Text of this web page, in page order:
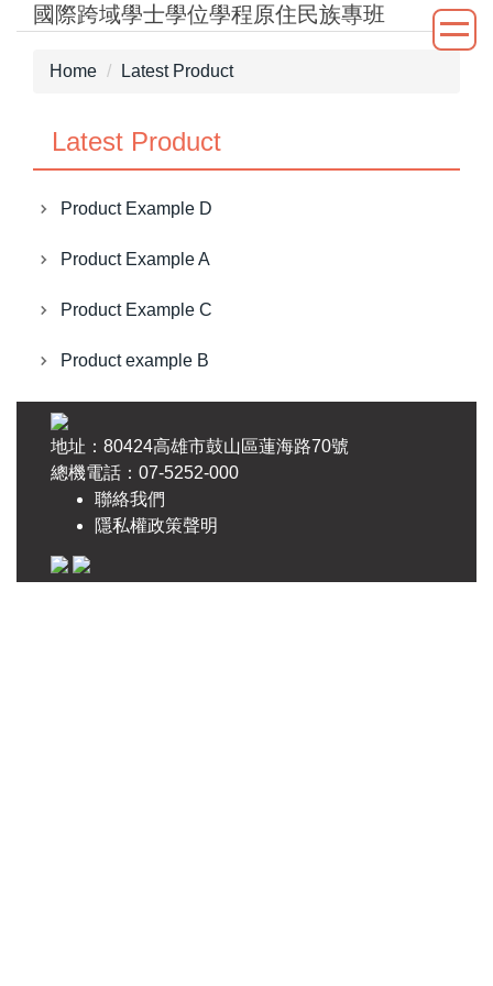
Jump國際跨域學士學位學程原住民族專班
Home Latest Product
Latest Product
Product Example D
Product Example A
Product Example C
Product example B
地址：80424高雄市鼓山區蓮海路70號
總機電話：07-5252-000
聯絡我們
隱私權政策聲明